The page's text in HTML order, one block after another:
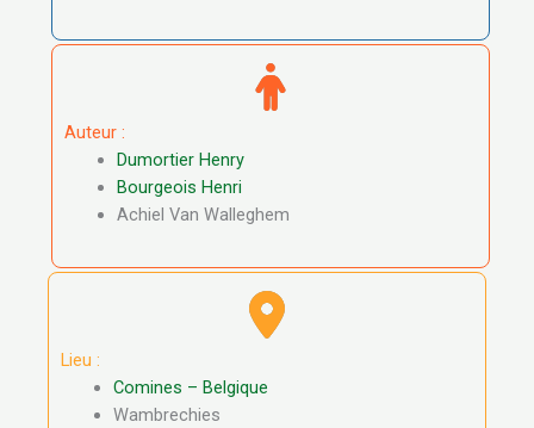
Auteur :
Dumortier Henry
Bourgeois Henri
Achiel Van Walleghem
Lieu :
Comines – Belgique
Wambrechies